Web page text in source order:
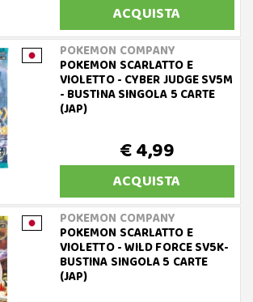
ACQUISTA
POKEMON COMPANY
POKEMON SCARLATTO E
VIOLETTO - CYBER JUDGE SV5M
- BUSTINA SINGOLA 5 CARTE
(JAP)
€ 4,99
ACQUISTA
POKEMON COMPANY
POKEMON SCARLATTO E
VIOLETTO - WILD FORCE SV5K-
BUSTINA SINGOLA 5 CARTE
(JAP)